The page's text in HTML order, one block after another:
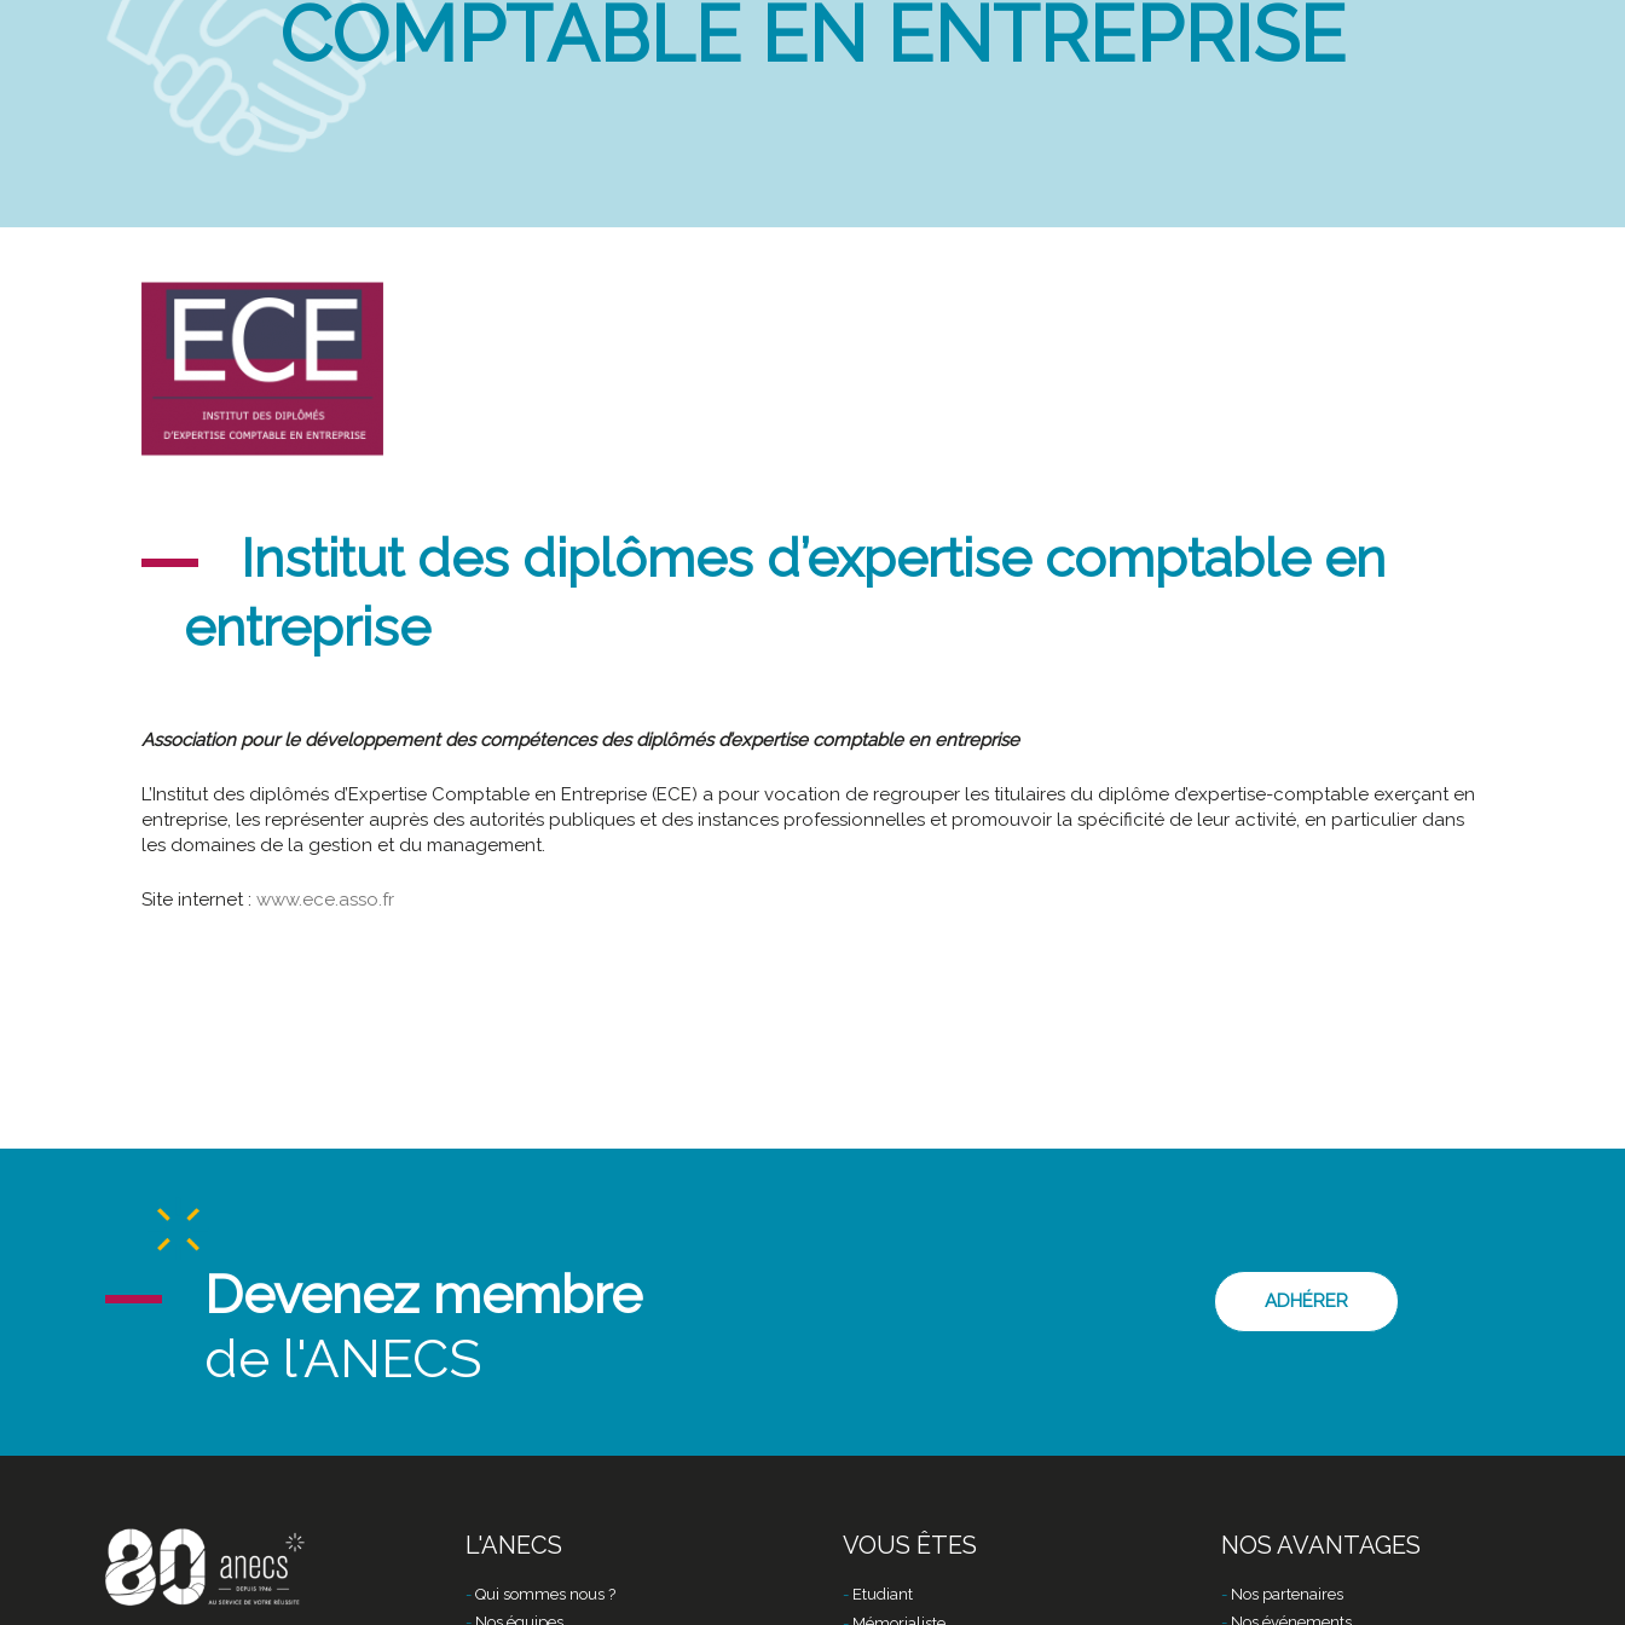
COMPTABLE EN ENTREPRISE
Institut des diplômes d’expertise comptable en
entreprise
Association pour le développement des compétences des diplômés d’expertise comptable en entreprise
L’Institut des diplômés d’Expertise Comptable en Entreprise (ECE) a pour vocation de regrouper les titulaires du diplôme d’expertise-comptable exerçant en
entreprise, les représenter auprès des autorités publiques et des instances professionnelles et promouvoir la spécificité de leur activité, en particulier dans
les domaines de la gestion et du management.
Site internet : www.ece.asso.fr
Devenez membre
de l'ANECS
ADHÉRER
L'ANECS
Qui sommes nous ?
VOUS ÊTES
Etudiant
NOS AVANTAGES
Nos partenaires